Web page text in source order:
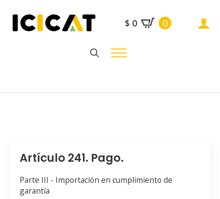
$ 0 0
Artículo 241. Pago.
Parte III - Importación en cumplimiento de
garantía